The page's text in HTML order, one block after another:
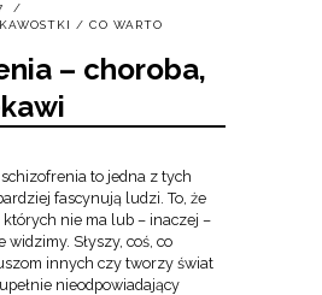
/ CO WARTO
– choroba,
to jedna z tych
fascynują ludzi. To, że
nie ma lub – inaczej –
Słyszy, coś, co
innych czy tworzy świat
nieodpowiadający